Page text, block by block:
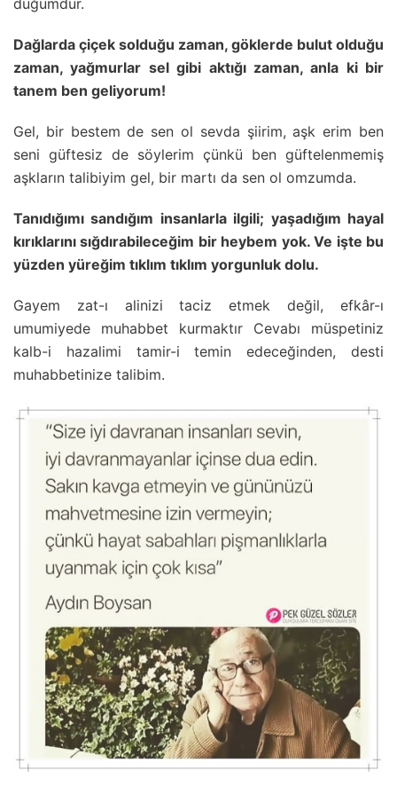
Dağlarda çiçek solduğu zaman, göklerde bulut olduğu
zaman, yağmurlar sel gibi aktığı zaman, anla ki bir
tanem ben geliyorum!
Gel, bir bestem de sen ol sevda şiirim, aşk erim ben
seni güftesiz de söylerim çünkü ben güftelenmemiş
aşkların talibiyim gel, bir martı da sen ol omzumda.
Tanıdığımı sandığım insanlarla ilgili; yaşadığım hayal
kırıklarını sığdırabileceğim bir heybem yok. Ve işte bu
yüzden yüreğim tıklım tıklım yorgunluk dolu.
Gayem zat-ı alinizi taciz etmek değil, efkâr-ı
umumiyede muhabbet kurmaktır Cevabı müspetiniz
kalb-i hazalimi tamir-i temin edeceğinden, desti
muhabbetinize talibim.